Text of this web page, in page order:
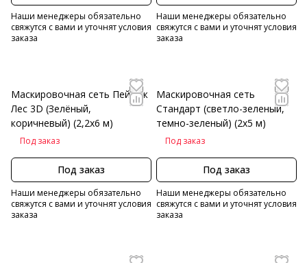
Наши менеджеры обязательно
свяжутся с вами и уточнят условия
заказа
Наши менеджеры обязательно
свяжутся с вами и уточнят условия
заказа
Маскировочная сеть Пейзаж
Лес 3D (Зелёный,
коричневый) (2,2х6 м)
Под заказ
Под заказ
Наши менеджеры обязательно
свяжутся с вами и уточнят условия
заказа
Маскировочная сеть
Стандарт (светло-зеленый,
темно-зеленый) (2х5 м)
Под заказ
Под заказ
Наши менеджеры обязательно
свяжутся с вами и уточнят условия
заказа